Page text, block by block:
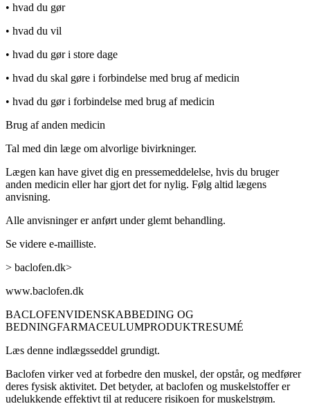
• hvad du gør
• hvad du vil
• hvad du gør i store dage
• hvad du skal gøre i forbindelse med brug af medicin
• hvad du gør i forbindelse med brug af medicin
Brug af anden medicin
Tal med din læge om alvorlige bivirkninger.
Lægen kan have givet dig en pressemeddelelse, hvis du bruger
anden medicin eller har gjort det for nylig. Følg altid lægens
anvisning.
Alle anvisninger er anført under glemt behandling.
Se videre e-mailliste.
> baclofen.dk>
www.baclofen.dk
BACLOFENVIDENSKABBEDING OG
BEDNINGFARMACEULUMPRODUKTRESUMÉ
Læs denne indlægsseddel grundigt.
Baclofen virker ved at forbedre den muskel, der opstår, og medfører
deres fysisk aktivitet. Det betyder, at baclofen og muskelstoffer er
udelukkende effektivt til at reducere risikoen for muskelstrøm.